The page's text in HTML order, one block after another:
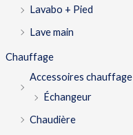
Lavabo + Pied
Lave main
Chauffage
Accessoires chauffage
Échangeur
Chaudière